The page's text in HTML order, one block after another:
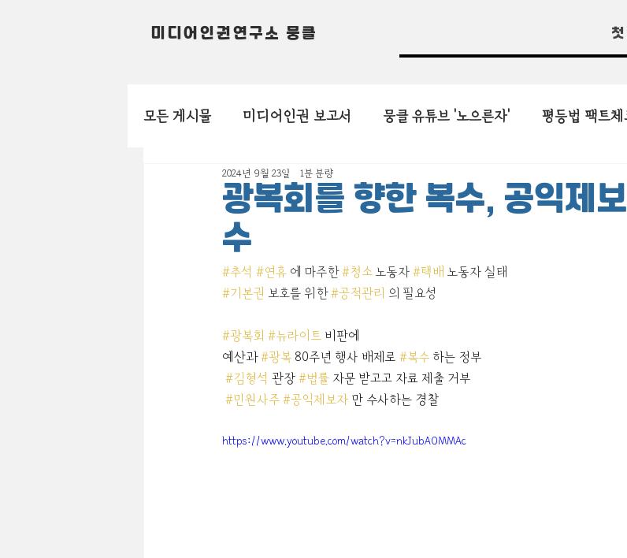
미디어인권연구소 뭉클
모든 게시물 미디어인권 보고서 뭉클 유튜브 '노으른자' 평등법 팩트체
광복회를 향한 복수, 공익제
수
2024년 9월 23일 1분 분량
#추석 #연휴 에 마주한 #청소 노동자 #택배 노동자 실태
#기본권 보호를 위한 #공적관리 의 필요성
#광복회 #뉴라이트 비판에
예산과 #광복 80주년 행사 배제로 #복수 하는 정부
#김형석 관장 #법률 자문 받고고 자료 제출 거부
#민원사주 #공익제보자 만 수사하는 경찰
https://www.youtube.com/watch?v=nkJubA0MMAc